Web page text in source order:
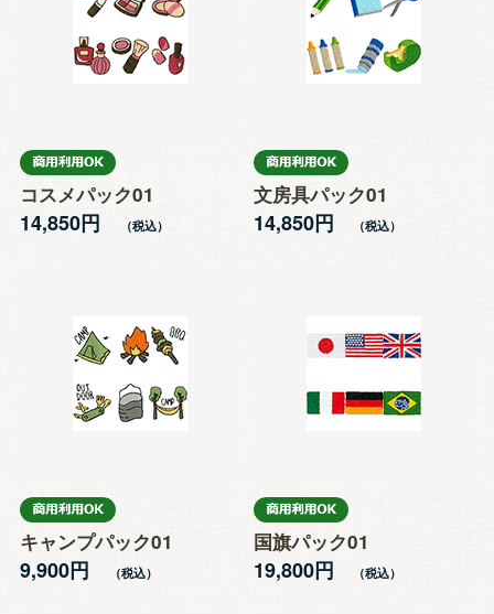
コスメパック01
14,850円
文房具パック01
14,850円
キャンプパック01
9,900円
国旗パック01
19,800円